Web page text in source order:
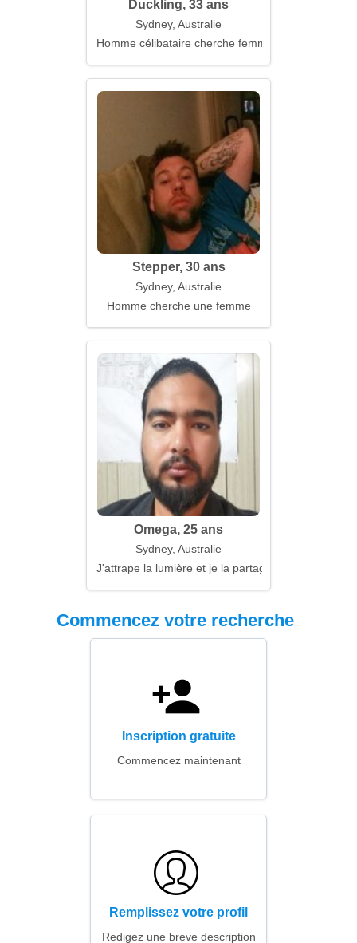
Duckling, 33 ans
Sydney, Australie
Homme célibataire cherche femme
Stepper, 30 ans
Sydney, Australie
Homme cherche une femme
Omega, 25 ans
Sydney, Australie
J'attrape la lumière et je la partage
Commencez votre recherche
Inscription gratuite
Commencez maintenant
Remplissez votre profil
Redigez une breve description